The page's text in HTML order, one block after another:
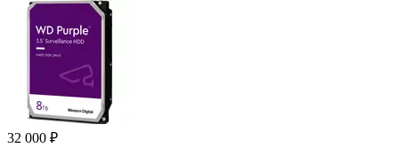
32 000 ₽